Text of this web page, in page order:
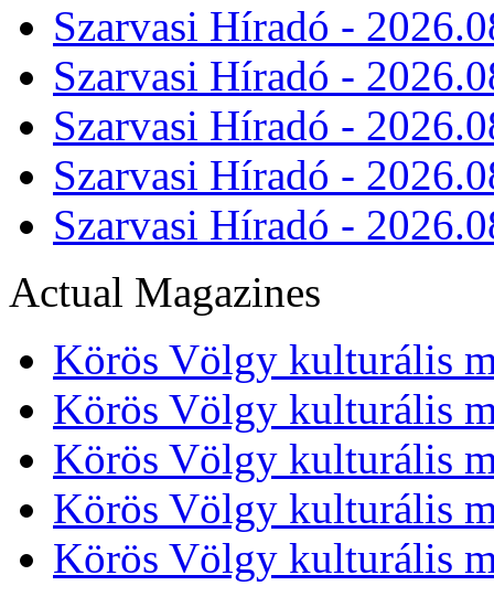
Szarvasi Híradó -
Szarvasi Híradó -
Szarvasi Híradó -
Szarvasi Híradó -
Szarvasi Híradó -
Actual Magazines
Körös Völgy kulturális
Körös Völgy kulturális
Körös Völgy kulturális
Körös Völgy kulturális
Körös Völgy kulturális